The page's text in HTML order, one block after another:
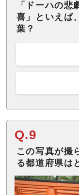
「ドーハの
喜」といえば
葉？
Q.9
この写真が撮
る都道府県は